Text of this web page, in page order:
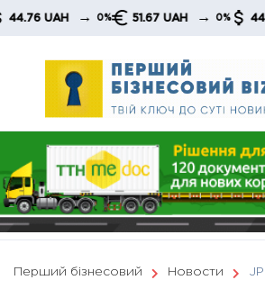
Skip
UAH → 0% 51.67 UAH → 0% 44.76
Перший бізнесовий Новости